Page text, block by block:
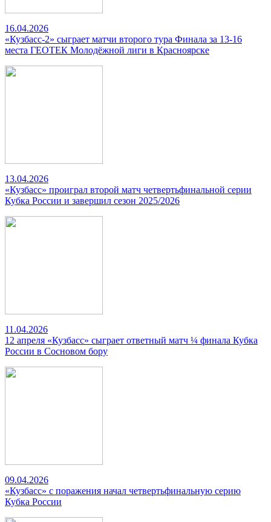
16.04.2026
«Кузбасс-2» сыграет матчи второго тура Финала за 13-16
места ГЕОТЕК Молодёжной лиги в Красноярске
13.04.2026
«Кузбасс» проиграл второй матч четвертьфинальной серии
Кубка России и завершил сезон 2025/2026
11.04.2026
12 апреля «Кузбасс» сыграет ответный матч ¼ финала Кубка
России в Сосновом бору
09.04.2026
«Кузбасс» с поражения начал четвертьфинальную серию
Кубка России